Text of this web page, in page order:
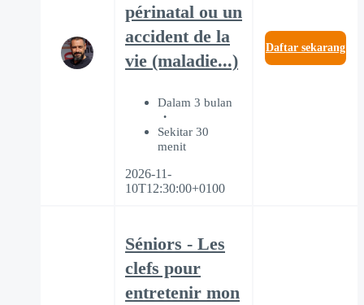
périnatal ou un
accident de la
vie (maladie...)
Dalam 3 bulan
Sekitar 30
menit
2026-11-
10T12:30:00+0100
Daftar sekarang
Séniors - Les
clefs pour
entretenir mon